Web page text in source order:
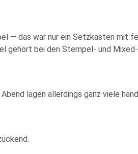
— das war nur ein Setzkasten mit
gehört bei den Stempel- und
Abend lagen allerdings ganz viele